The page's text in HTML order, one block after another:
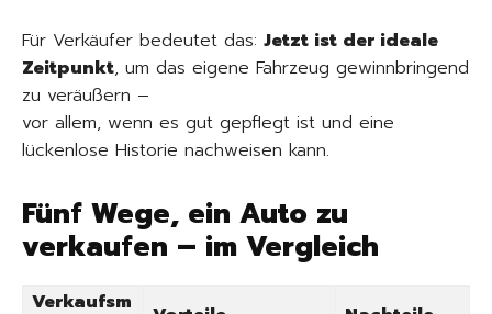
Für Verkäufer bedeutet das: Jetzt ist der ideale
Zeitpunkt, um das eigene Fahrzeug gewinnbringend
zu veräußern –
vor allem, wenn es gut gepflegt ist und eine
lückenlose Historie nachweisen kann.
Fünf Wege, ein Auto zu
verkaufen – im Vergleich
Verkaufsm